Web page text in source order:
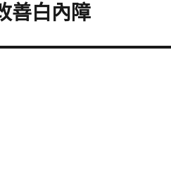
善白內障